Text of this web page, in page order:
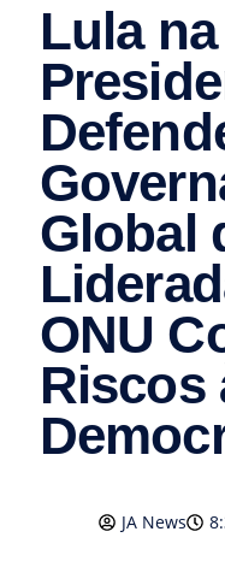
Lula
Global
ONU
Riscos
JA News